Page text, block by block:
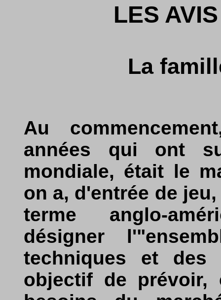
LES
La
Au
années qui ont
mondiale, était le
on a, d'entrée de
terme anglo-
désigner
techniques et
objectif de prévoir,